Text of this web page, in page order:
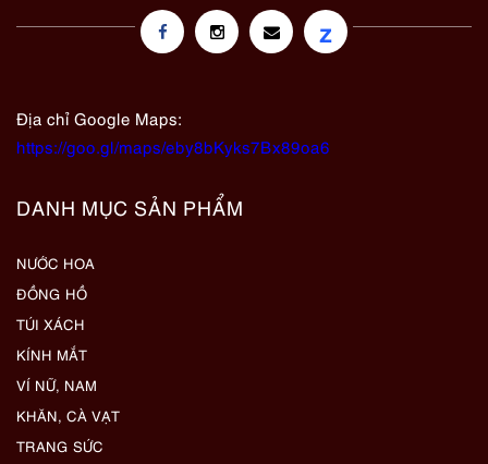
z
Địa chỉ Google Maps:
https://goo.gl/maps/eby8bKyks7Bx89oa6
DANH MỤC SẢN PHẨM
NƯỚC HOA
ĐỒNG HỒ
TÚI XÁCH
KÍNH MẮT
VÍ NỮ, NAM
KHĂN, CÀ VẠT
TRANG SỨC